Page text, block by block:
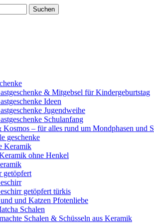
& Mitgebsel für Kindergeburtstag
Ideen
Jugendweihe
Schulanfang
– für alles rund um Mondphasen und
geschenke
Keramik
ohne Henkel
getöpfert
getöpfert türkis
und Katzen Pfotenliebe
Schalen
Schalen & Schüsseln aus Keramik